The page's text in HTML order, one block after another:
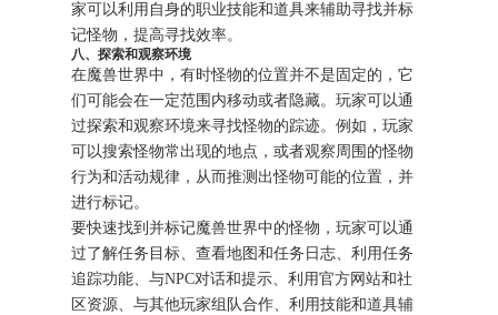
家可以利用自身的职业技能和道具来辅助寻找并标
记怪物，提高寻找效率。
八、探索和观察环境
在魔兽世界中，有时怪物的位置并不是固定的，它
们可能会在一定范围内移动或者隐藏。玩家可以通
过探索和观察环境来寻找怪物的踪迹。例如，玩家
可以搜索怪物常出现的地点，或者观察周围的怪物
行为和活动规律，从而推测出怪物可能的位置，并
进行标记。
要快速找到并标记魔兽世界中的怪物，玩家可以通
过了解任务目标、查看地图和任务日志、利用任务
追踪功能、与NPC对话和提示、利用官方网站和社
区资源、与其他玩家组队合作、利用技能和道具辅